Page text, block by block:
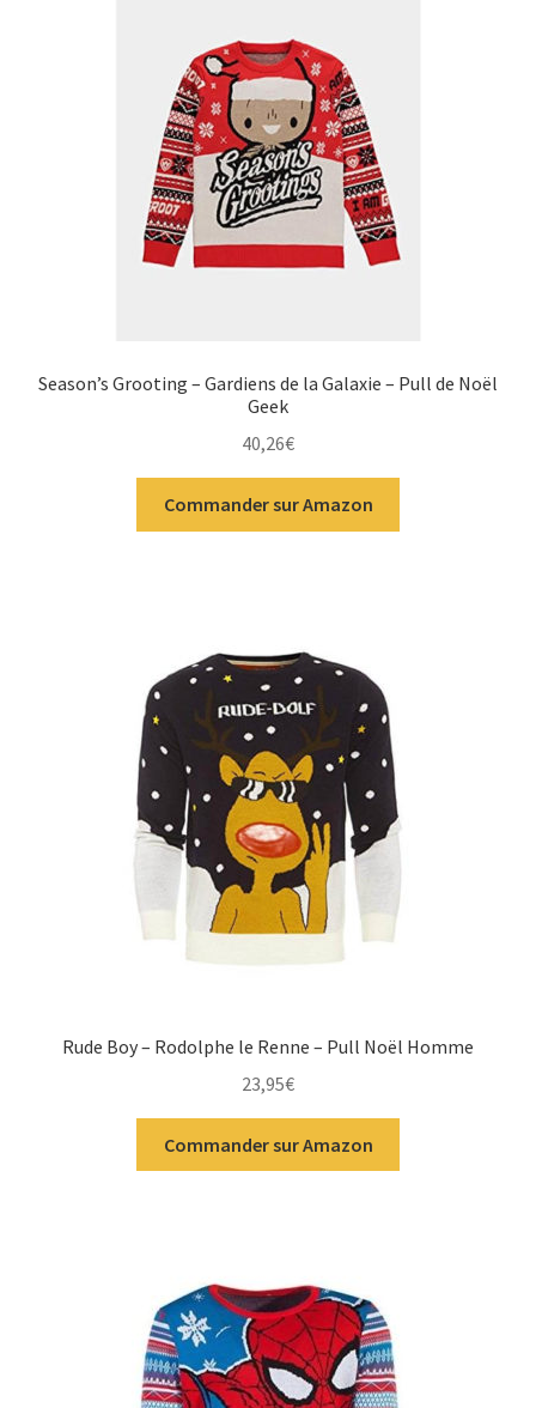
Season’s Grooting – Gardiens de la Galaxie – Pull de Noël
Geek
40,26€
Commander sur Amazon
Rude Boy – Rodolphe le Renne – Pull Noël Homme
23,95€
Commander sur Amazon